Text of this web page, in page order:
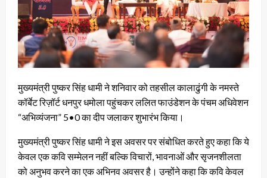
मुख्यमंत्री पुष्कर सिंह धामी ने शनिवार को तहसील कालाढुंगी के नमस्ते
कॉर्बेट रिज़ॉर्ट धनपुर धमोला पहुंचकर ललित फाउंडेशन के पंचम अधिवेशन
“अभिव्यंजना” 5•0 का दीप जलाकर शुभारंभ किया।
मुख्यमंत्री पुष्कर सिंह धामी ने इस अवसर पर संबोधित करते हुए कहा कि ये
केवल एक कवि सम्मेलन नहीं बल्कि विचारों, भावनाओं और सृजनशीलता
को अनुभव करने का एक अभिनव अवसर है। उन्होंने कहा कि कवि केवल